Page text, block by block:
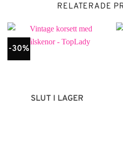
RELATERADE
-30%
SLUT I LAGER